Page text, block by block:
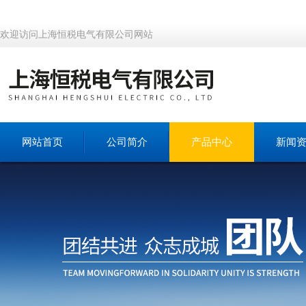
欢迎访问上海恒税电气有限公司网站
网站首页 公司简介 产品中心 新闻